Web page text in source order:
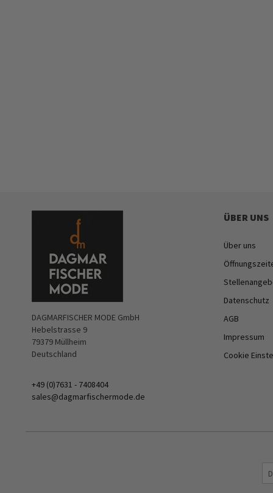
DAGMARFISCHER MODE GmbH
Hebelstrasse 9
79379 Müllheim
Deutschland
+49 (0)7631 - 7408404
sales@dagmarfischermode.de
ÜBER UNS
Über uns
Datenschutz
AGB
Impressum
Cookie